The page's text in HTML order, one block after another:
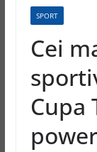
SPORT
Cei
Cupa